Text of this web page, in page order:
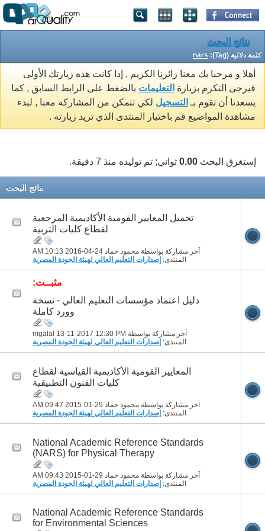
نتائج البحث
كلمة دلالية (Tag): nars
أهلا و مرحبا بك معنا زائرنا الكريم , إذا كانت هذه زيارتك الأولى
فيرجى التكرم بزيارة التعليمات بالضغط على الرابط السابق , كما
يسعدنا أن تقوم بـ التسجيل لكي تتمكن من المشاركة معنا , لبدء
مشاهدة المواضيع قم باختيار المنتدى الذي تريد زيارته .
إستغرق البحث 0.00 ثواني; تم توليده منذ 7 دقيقة.
نتائج البحث
تحميل المعايير القومية الأكاديمية المرجعية
لقطاع كليات التربية
آخر مشاركة بواسطة محمود حماد 24-04-2016
10:13 AM
المنتدى: إصدارات التعليم العالي لهيئة الجودة المصرية
مثبــت:
دليل اعتماد مؤسسات التعليم العالي - نسخة
وورد كاملة
آخر مشاركة بواسطة mgalal 13-11-2017 12:30 PM
المنتدى: إصدارات التعليم العالي لهيئة الجودة المصرية
المعايير القومية الأكاديمية القياسية لقطاع
كليات الفنون التطبيقية
آخر مشاركة بواسطة محمود حماد 29-01-2015
09:47 AM
المنتدى: إصدارات التعليم العالي لهيئة الجودة المصرية
National Academic Reference Standards
(NARS) for Physical Therapy
آخر مشاركة بواسطة محمود حماد 29-01-2015
09:43 AM
المنتدى: إصدارات التعليم العالي لهيئة الجودة المصرية
National Academic Reference Standards
for Environmental Sciences